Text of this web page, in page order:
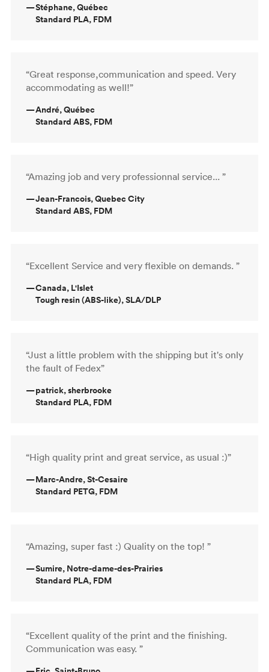
—Stéphane, Québec
Standard PLA, FDM
“Great response,communication and speed. Very
accommodating as well!”
—André, Québec
Standard ABS, FDM
“Amazing job and very professionnal service... ”
—Jean-Francois, Quebec City
Standard ABS, FDM
“Excellent Service and very flexible on demands. ”
—Canada, L'Islet
Tough resin (ABS-like), SLA/DLP
“Just a little problem with the shipping but it's only
the fault of Fedex”
—patrick, sherbrooke
Standard PLA, FDM
“High quality print and great service, as usual :)”
—Marc-Andre, St-Cesaire
Standard PETG, FDM
“Amazing, super fast :) Quality on the top! ”
—Sumire, Notre-dame-des-Prairies
Standard PLA, FDM
“Excellent quality of the print and the finishing.
Communication was easy. ”